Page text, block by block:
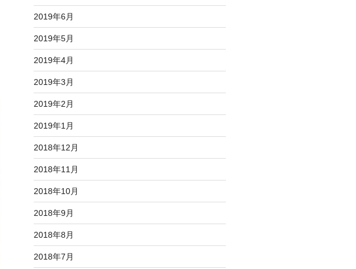
2019年6月
2019年5月
2019年4月
2019年3月
2019年2月
2019年1月
2018年12月
2018年11月
2018年10月
2018年9月
2018年8月
2018年7月